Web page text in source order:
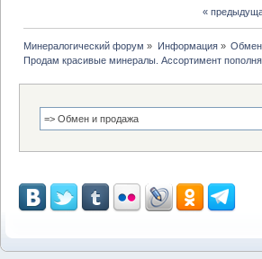
«
Минералогический форум » Информация» Обмен
Продам красивые минералы. Ассортимент